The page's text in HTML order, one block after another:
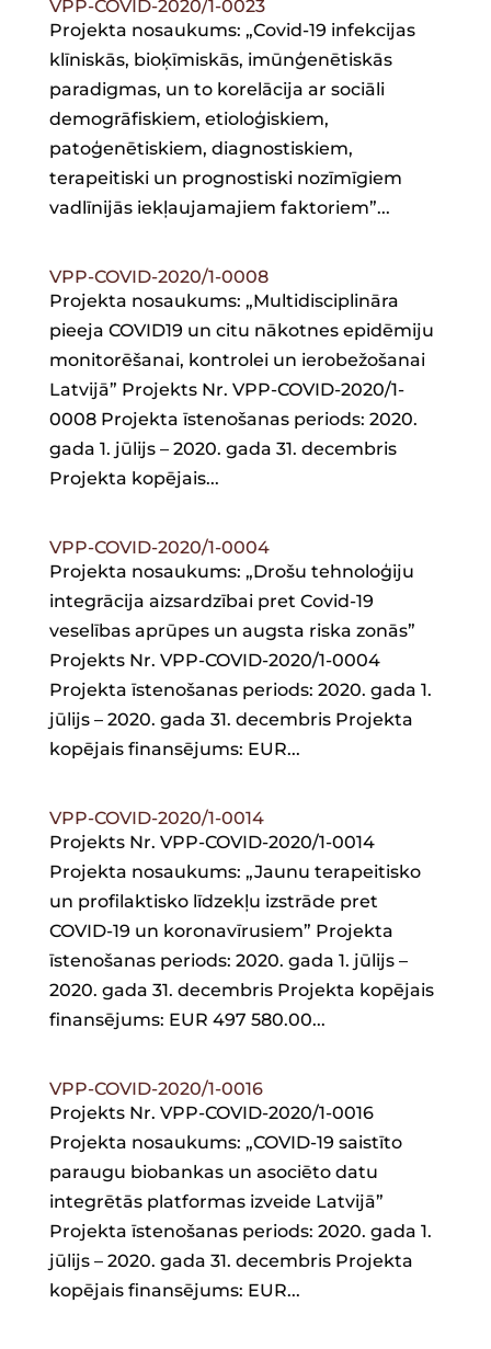
VPP-COVID-2020/1-0023
Projekta nosaukums: „Covid-19 infekcijas
klīniskās, bioķīmiskās, imūnģenētiskās
paradigmas, un to korelācija ar sociāli
demogrāfiskiem, etioloģiskiem,
patoģenētiskiem, diagnostiskiem,
terapeitiski un prognostiski nozīmīgiem
vadlīnijās iekļaujamajiem faktoriem”...
VPP-COVID-2020/1-0008
Projekta nosaukums: „Multidisciplināra
pieeja COVID19 un citu nākotnes epidēmiju
monitorēšanai, kontrolei un ierobežošanai
Latvijā” Projekts Nr. VPP-COVID-2020/1-
0008 Projekta īstenošanas periods: 2020.
gada 1. jūlijs – 2020. gada 31. decembris
Projekta kopējais...
VPP-COVID-2020/1-0004
Projekta nosaukums: „Drošu tehnoloģiju
integrācija aizsardzībai pret Covid-19
veselības aprūpes un augsta riska zonās”
Projekts Nr. VPP-COVID-2020/1-0004
Projekta īstenošanas periods: 2020. gada 1.
jūlijs – 2020. gada 31. decembris Projekta
kopējais finansējums: EUR...
VPP-COVID-2020/1-0014
Projekts Nr. VPP-COVID-2020/1-0014
Projekta nosaukums: „Jaunu terapeitisko
un profilaktisko līdzekļu izstrāde pret
COVID-19 un koronavīrusiem” Projekta
īstenošanas periods: 2020. gada 1. jūlijs –
2020. gada 31. decembris Projekta kopējais
finansējums: EUR 497 580.00...
VPP-COVID-2020/1-0016
Projekts Nr. VPP-COVID-2020/1-0016
Projekta nosaukums: „COVID-19 saistīto
paraugu biobankas un asociēto datu
integrētās platformas izveide Latvijā”
Projekta īstenošanas periods: 2020. gada 1.
jūlijs – 2020. gada 31. decembris Projekta
kopējais finansējums: EUR...